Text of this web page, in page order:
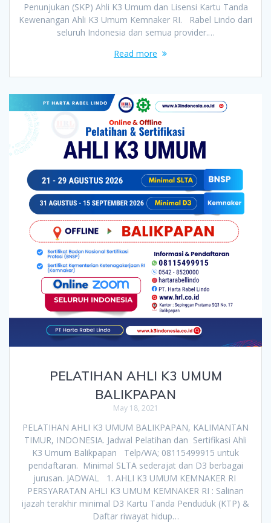
Penunjukan (SKP) Ahli K3 Umum dan Lisensi Kartu Tanda
Kewenangan Ahli K3 Umum Kemnaker RI. Rabel Lindo dari
seluruh Indonesia dan semua provider.…
Read more
PELATIHAN AHLI K3 UMUM
BALIKPAPAN
May 18, 2021
PELATIHAN AHLI K3 UMUM BALIKPAPAN, KALIMANTAN
TIMUR, INDONESIA. Jadwal Pelatihan dan Sertifikasi Ahli
K3 Umum Balikpapan Telp/WA; 08115499915 untuk
pendaftaran. Minimal SLTA sederajat dan D3 berbagai
jurusan. JADWAL 1. AHLI K3 UMUM KEMNAKER RI
PERSYARATAN AHLI K3 UMUM KEMNAKER RI : Salinan
ijazah terakhir minimal D3 Kartu Tanda Penduduk (KTP) &
Daftar riwayat hidup…